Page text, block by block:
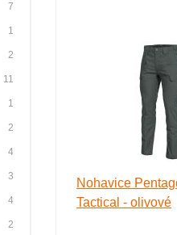
7
1
2
11
1
2
4
3
4
2
Nohavice
Tactical - olivové